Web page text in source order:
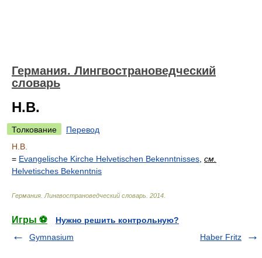
Германия. Лингвострановедческий
словарь
H.B.
Толкование
Перевод
H.B.
= Evangelische Kirche Helvetischen Bekenntnisses см.
Helvetisches Bekenntnis
Германия. Лингвострановедческий словарь 2014
Игры ⚽
Нужно решить контрольную?
Gymnasium
Haber Fritz